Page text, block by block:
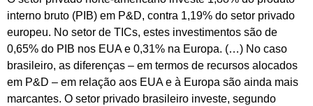
interno bruto (PIB) em P&D, contra 1,19% do setor privado
europeu. No setor de TICs, estes investimentos são de
0,65% do PIB nos EUA e 0,31% na Europa. (…) No caso
brasileiro, as diferenças – em termos de recursos alocados
em P&D – em relação aos EUA e à Europa são ainda mais
marcantes. O setor privado brasileiro investe, segundo